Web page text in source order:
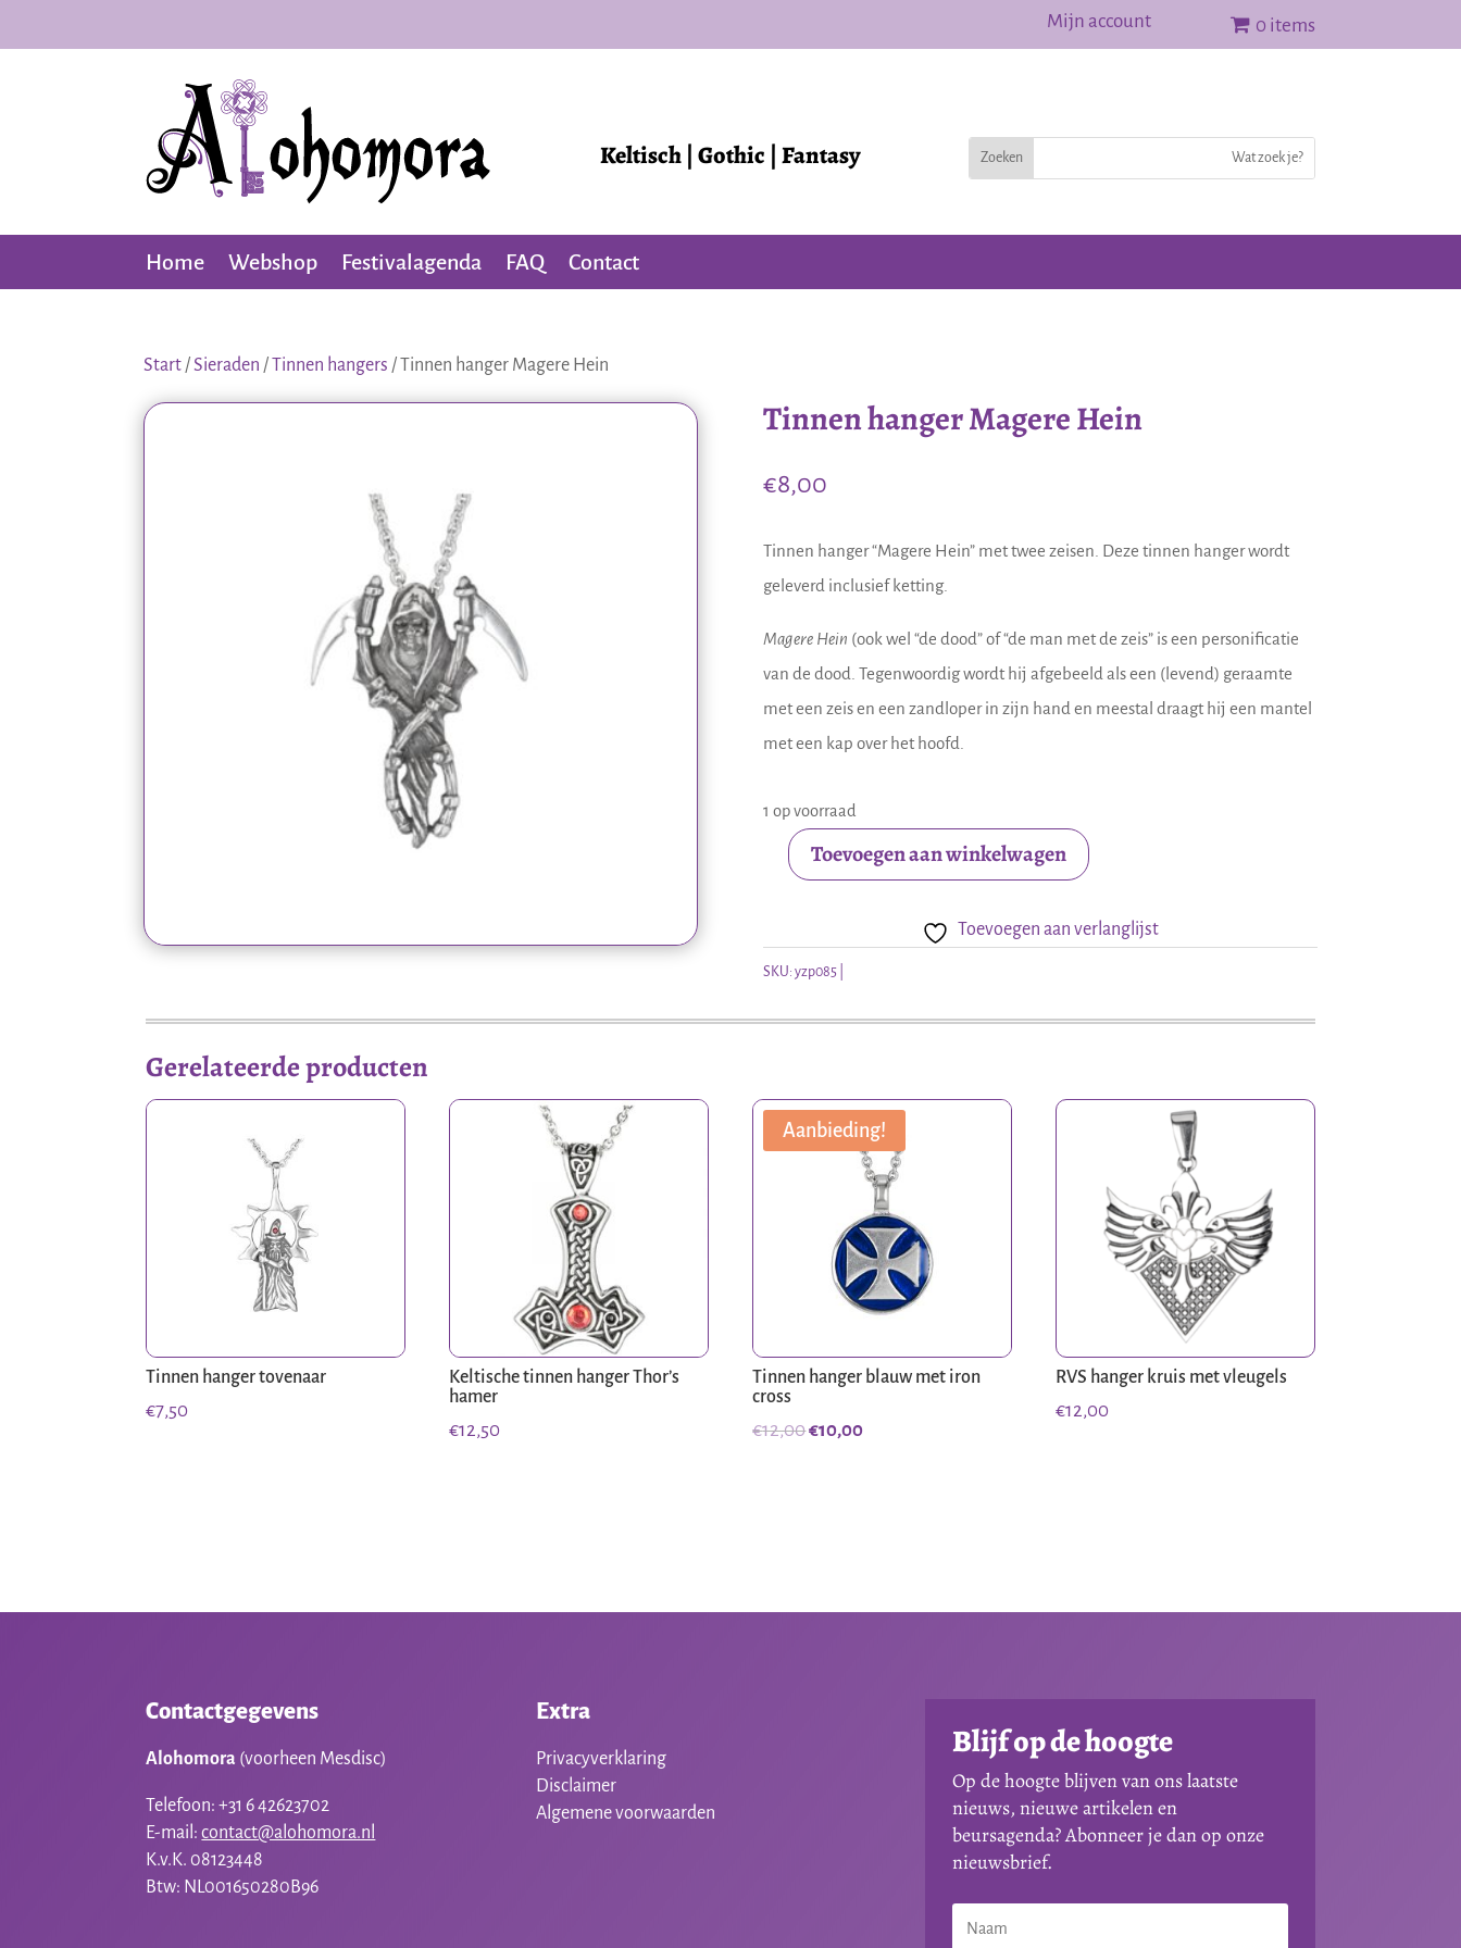
Mijn account 0 items
Keltisch | Gothic | Fantasy
Home Webshop Festivalagenda FAQ Contact
Start /Sieraden /Tinnen hangers / Tinnen hanger Magere Hein
Tinnen hanger Magere Hein
€8,00
Tinnen hanger “Magere Hein” met twee zeisen. Deze tinnen hanger wordt
geleverd inclusief ketting.
Magere Hein (ook wel “de dood” of “de man met de zeis” is een personificatie
van de dood. Tegenwoordig wordt hij afgebeeld als een (levend) geraamte
met een zeis en een zandloper in zijn hand en meestal draagt hij een mantel
met een kap over het hoofd.
1 op voorraad
Tinnen
Magere
Hein
Toevoegen aan winkelwagen
Toevoegen aan verlanglijst
SKU: yzp085
Gerelateerde producten
Tinnen hanger tovenaar
€7,50
Keltische tinnen hanger Thor’s
hamer
€12,50
Aanbieding!
Tinnen hanger blauw met iron
cross
€12,00Oorspronkelijke
€10,00Huidige
RVS hanger kruis met vleugels
€12,00
Contactgegevens
Alohomora (voorheen Mesdisc)
Telefoon: +31 6 42623702
E-mail:contact@alohomora.nl
K.v.K. 08123448
Btw: NL001650280B96
Extra
Privacyverklaring
Disclaimer
Algemene voorwaarden
Blijf op de hoogte
Op de hoogte blijven van ons laatste
nieuws, nieuwe artikelen en
beursagenda? Abonneer je dan op onze
nieuwsbrief.